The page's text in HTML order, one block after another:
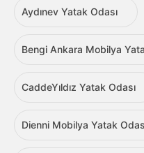
Aydınev Yatak Odası
Bengi Ankara Mobilya
CaddeYıldız Yatak Odası
Dienni Mobilya Yatak